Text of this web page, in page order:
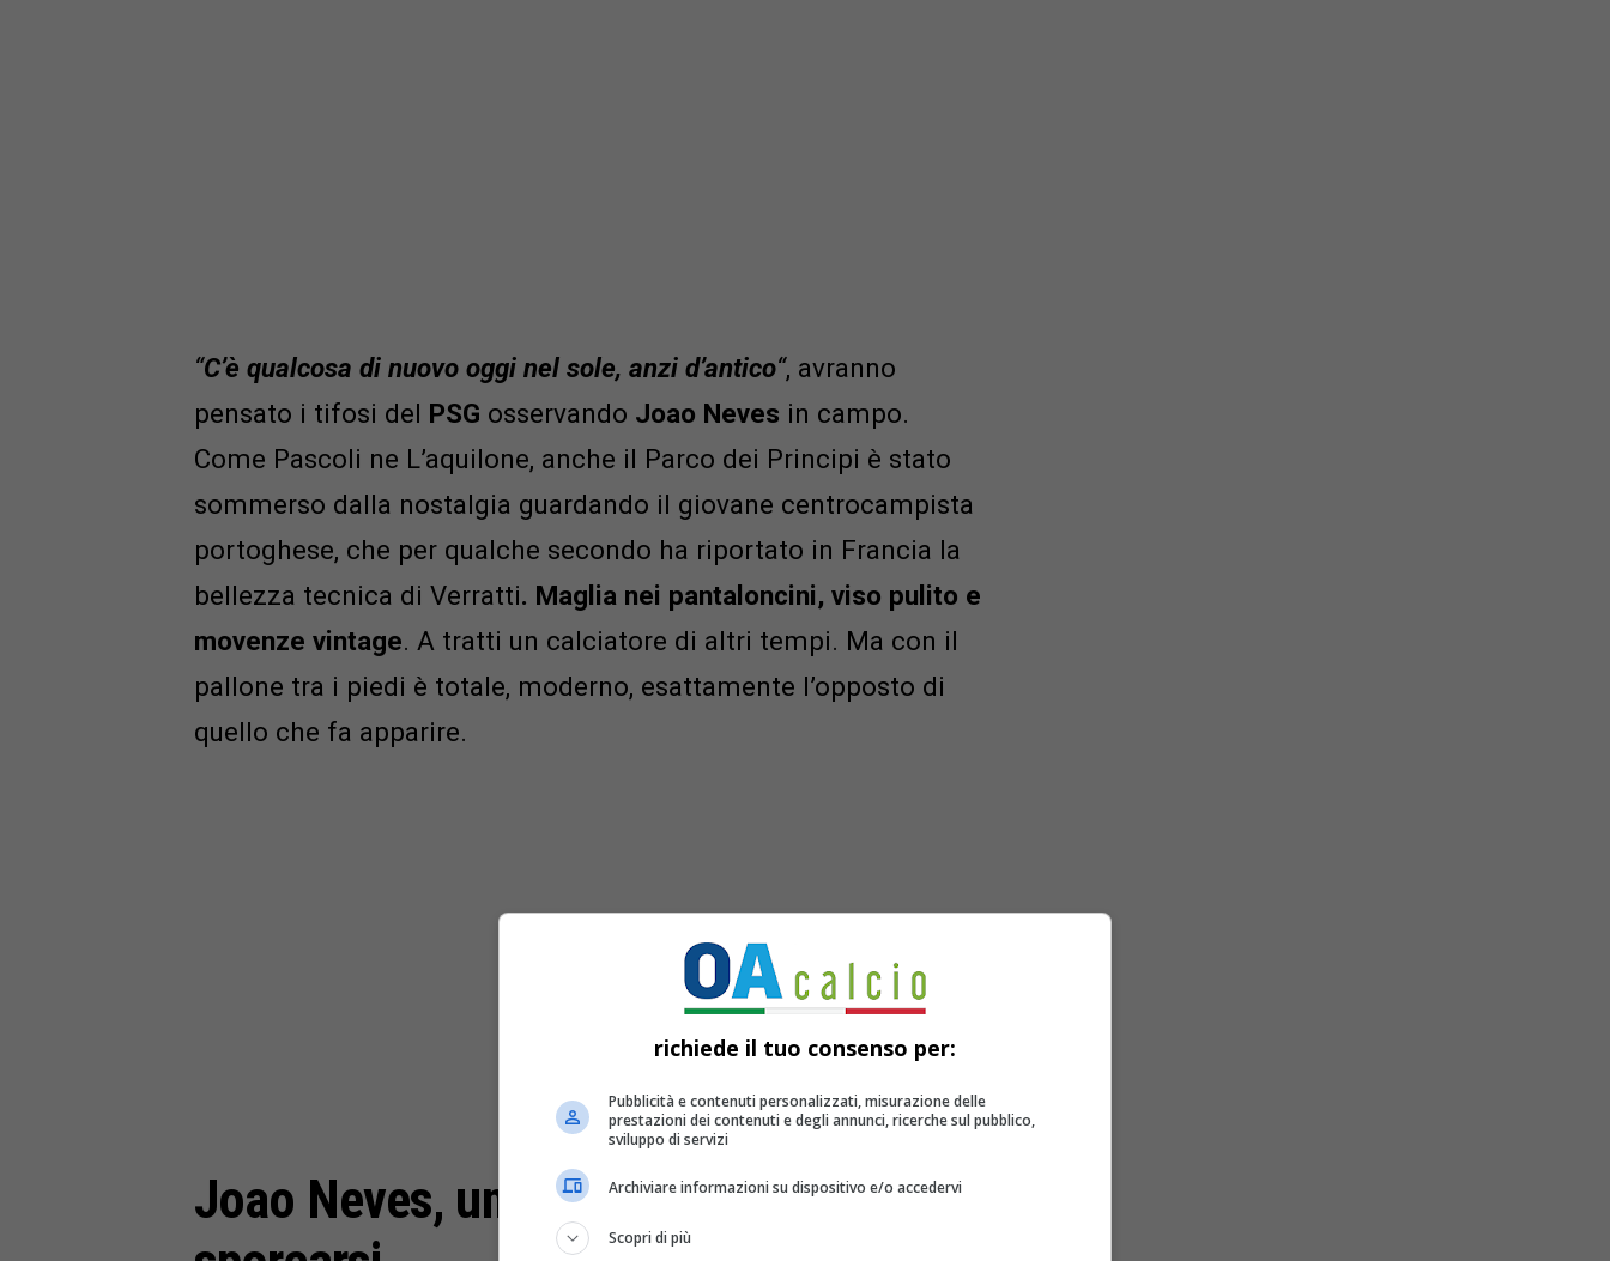
“C’è qualcosa di nuovo oggi nel sole, anzi d’antico“, avranno
pensato i tifosi del PSG osservando Joao Neves in campo.
Come Pascoli ne L’aquilone, anche il Parco dei Principi è stato
sommerso dalla nostalgia guardando il giovane centrocampista
portoghese, che per qualche secondo ha riportato in Francia la
bellezza tecnica di Verratti. Maglia nei pantaloncini, viso pulito e
movenze vintage. A tratti un calciatore di altri tempi. Ma con il
pallone tra i piedi è totale, moderno, esattamente l’opposto di
quello che fa apparire.
Joao Neves, un Mozart che sa
richiede il tuo consenso per:
Pubblicità e contenuti personalizzati, misurazione delle
prestazioni dei contenuti e degli annunci, ricerche sul pubblico,
sviluppo di servizi
Archiviare informazioni su dispositivo e/o accedervi
Scopri di più